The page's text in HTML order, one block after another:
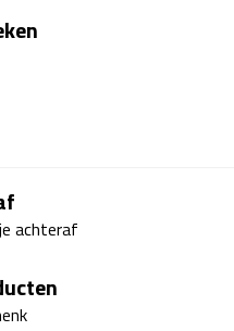
achteraf